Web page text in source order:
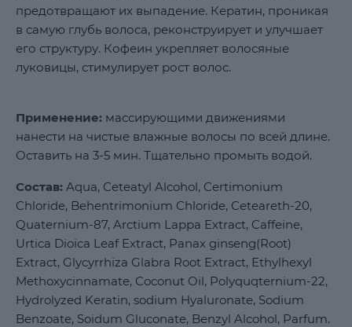
предотвращают их выпадение. Кератин, проникая
в самую глубь волоса, реконструирует и улучшает
его структуру. Кофеин укрепляет волосяные
луковицы, стимулирует рост волос.
Применение: массирующими движениями
нанести на чистые влажные волосы по всей длине.
Оставить на 3-5 мин. Тщательно промыть водой.
Состав: Aqua, Ceteatyl Alcohol, Certimonium
Chloride, Behentrimonium Chloride, Ceteareth-20,
Quaternium-87, Arctium Lappa Extract, Caffeine,
Urtica Dioica Leaf Extract, Panax ginseng(Root)
Extract, Glycyrrhiza Glabra Root Extract, Ethylhexyl
Methoxycinnamate, Coconut Oil, Polyquqternium-22,
Hydrolyzed Keratin, sodium Hyaluronate, Sodium
Benzoate, Soidum Gluconate, Benzyl Alcohol, Parfum.